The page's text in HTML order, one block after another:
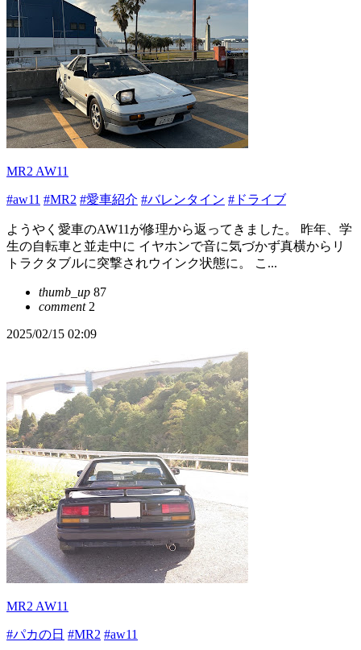
MR2 AW11
#aw11 #MR2 #愛車紹介 #バレンタイン #ドライブ
ようやく愛車のAW11が修理から返ってきました。 昨年、学
生の自転車と並走中に イヤホンで音に気づかず真横からリ
トラクタブルに突撃されウインク状態に。 こ...
thumb_up 87
comment2
2025/02/15 02:09
MR2 AW11
#パカの日 #MR2 #aw11